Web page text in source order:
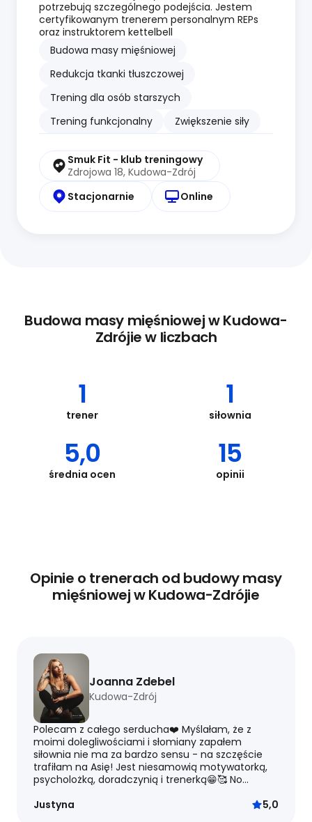
potrzebują szczególnego podejścia. Jestem
certyfikowanym trenerem personalnym REPs
oraz instruktorem kettelbell
Budowa masy mięśniowej
Redukcja tkanki tłuszczowej
Trening dla osób starszych
Trening funkcjonalny
Zwiększenie siły
Smuk Fit - klub treningowy
Zdrojowa 18, Kudowa-Zdrój
Stacjonarnie
Online
Budowa masy mięśniowej w Kudowa-
Zdrójie w liczbach
1
trener
1
siłownia
5,0
średnia ocen
15
opinii
Opinie o trenerach od budowy masy
mięśniowej w Kudowa-Zdrójie
Joanna Zdebel
Kudowa-Zdrój
Polecam z całego serducha❤️ Myślałam, że z
moimi dolegliwościami i słomiany zapałem
siłownia nie ma za bardzo sensu - na szczęście
trafiłam na Asię! Jest niesamowią motywatorką,
psycholożką, doradczynią i trenerką😁🥰 No...
Justyna
5,0